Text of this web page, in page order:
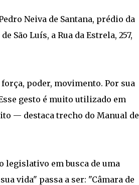
Neiva de Santana, prédio da
São Luís, a Rua da Estrela, 257,
poder, movimento. Por sua
gesto é muito utilizado em
— destaca trecho do Manual de
legislativo em busca de uma
vida" passa a ser: "Câmara de